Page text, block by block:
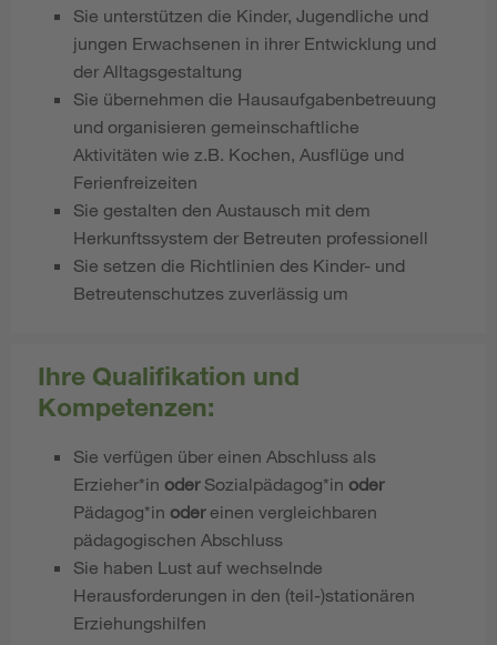
Sie unterstützen die Kinder, Jugendliche und
jungen Erwachsenen in ihrer Entwicklung und
der Alltagsgestaltung
Sie übernehmen die Hausaufgabenbetreuung
und organisieren gemeinschaftliche
Aktivitäten wie z.B. Kochen, Ausflüge und
Ferienfreizeiten
Sie gestalten den Austausch mit dem
Herkunftssystem der Betreuten professionell
Sie setzen die Richtlinien des Kinder- und
Betreutenschutzes zuverlässig um
Ihre Qualifikation und
Kompetenzen:
Sie verfügen über einen Abschluss als
Erzieher*in oderSozialpädagog*in oder
Pädagog*in odereinen vergleichbaren
pädagogischen Abschluss
Sie haben Lust auf wechselnde
Herausforderungen in den (teil-)stationären
Erziehungshilfen